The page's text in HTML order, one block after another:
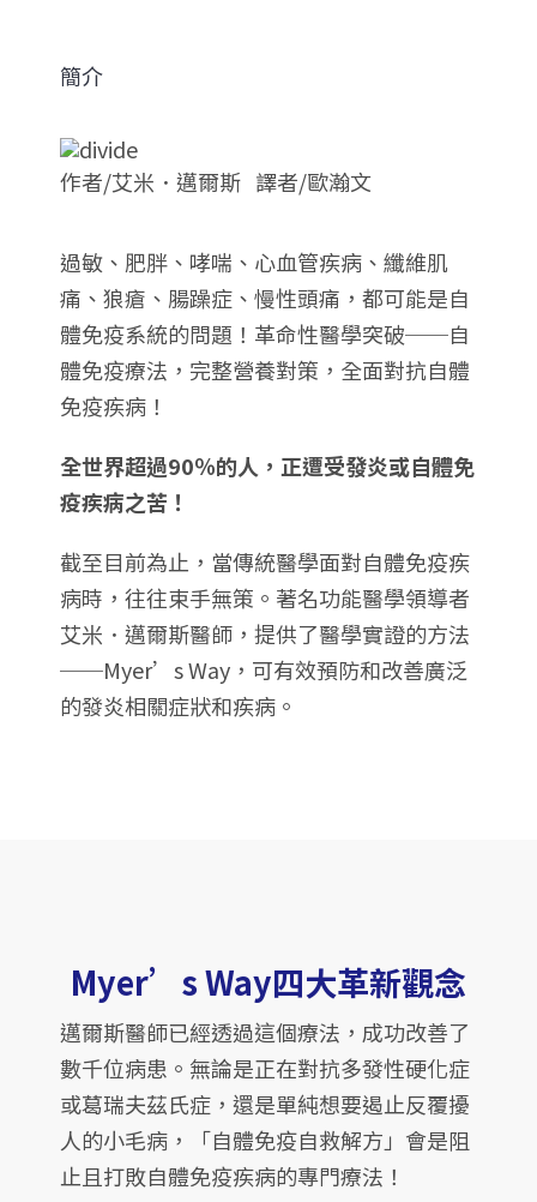
簡介
作者/艾米．邁爾斯 譯者/歐瀚文
過敏、肥胖、哮喘、心血管疾病、纖維肌
痛、狼瘡、腸躁症、慢性頭痛，都可能是自
體免疫系統的問題！革命性醫學突破──自
體免疫療法，完整營養對策，全面對抗自體
免疫疾病！
全世界超過90％的人，正遭受發炎或自體免
疫疾病之苦！
截至目前為止，當傳統醫學面對自體免疫疾
病時，往往束手無策。著名功能醫學領導者
艾米．邁爾斯醫師，提供了醫學實證的方法
──Myer’s Way，可有效預防和改善廣泛
的發炎相關症狀和疾病。
Myer’s Way四大革新觀念
邁爾斯醫師已經透過這個療法，成功改善了
數千位病患。無論是正在對抗多發性硬化症
或葛瑞夫茲氏症，還是單純想要遏止反覆擾
人的小毛病，「自體免疫自救解方」會是阻
止且打敗自體免疫疾病的專門療法！